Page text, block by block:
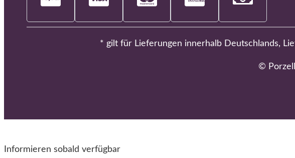
* gilt für Lieferungen innerhalb Deutschlands,
©
Informieren sobald verfügbar